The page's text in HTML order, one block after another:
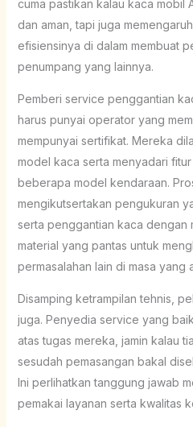
cuma pastikan kalau kaca mobil
dan aman, tapi juga
efisiensinya di dalam membuat
penumpang yang lainnya.
Pemberi service penggantian
harus punyai operator yang
mempunyai sertifikat. Mereka
model kaca serta menyadari
beberapa model kendaraan.
mengikutsertakan pengukuran
serta penggantian kaca dengan
material yang pantas untuk
permasalahan lain di masa yang
Disamping ketrampilan tehnis,
juga. Penyedia service yang
atas tugas mereka, jamin kalau
sesudah pemasangan bakal
Ini perlihatkan tanggung jawab
pemakai layanan serta kwalitas